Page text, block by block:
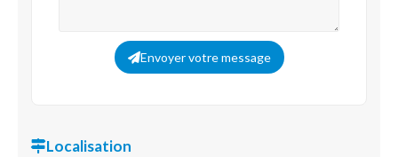
Envoyer votre message
Localisation